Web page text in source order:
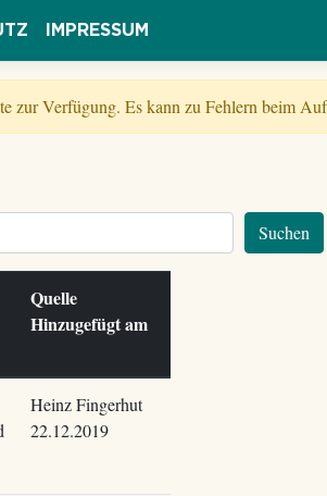
IMPRESSUM
zur Verfügung. Es kann zu Fehlern beim
Suchen
Quelle
Hinzugefügt am
Heinz Fingerhut
22.12.2019